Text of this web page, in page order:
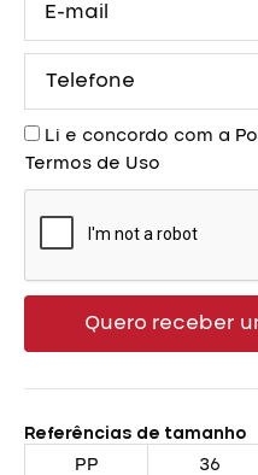
mail
AceiteLi e concordo com a
Termos de Uso
Quero receber
Referências de tamanho
PP
36